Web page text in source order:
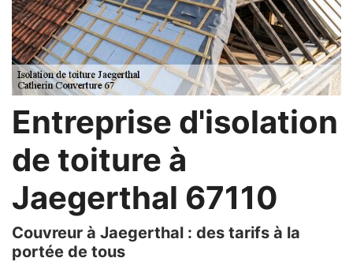
Entreprise d'isolation
de toiture à
Jaegerthal 67110
Couvreur à Jaegerthal : des tarifs à la
portée de tous